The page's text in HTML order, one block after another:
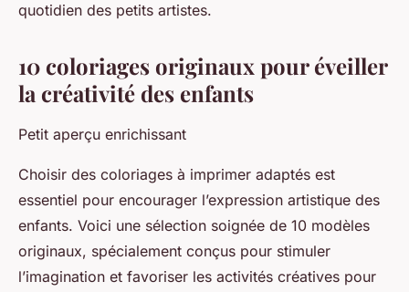
quotidien des petits artistes.
10 coloriages originaux pour éveiller
la créativité des enfants
Petit aperçu enrichissant
Choisir des coloriages à imprimer adaptés est
essentiel pour encourager l’expression artistique des
enfants. Voici une sélection soignée de 10 modèles
originaux, spécialement conçus pour stimuler
l’imagination et favoriser les activités créatives pour